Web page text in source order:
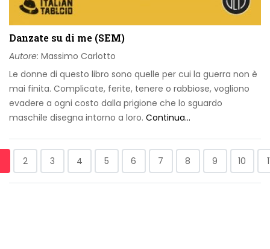
Danzate su di me (SEM)
Autore: Massimo Carlotto
Le donne di questo libro sono quelle per cui la guerra non è
mai finita. Complicate, ferite, tenere o rabbiose, vogliono
evadere a ogni costo dalla prigione che lo sguardo
maschile disegna intorno a loro. Continua...
2 3 4 5 6 7 8 9 10